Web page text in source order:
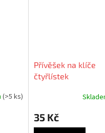
(>5 ks)
Přívěšek na klíče
čtyřlístek
35 Kč